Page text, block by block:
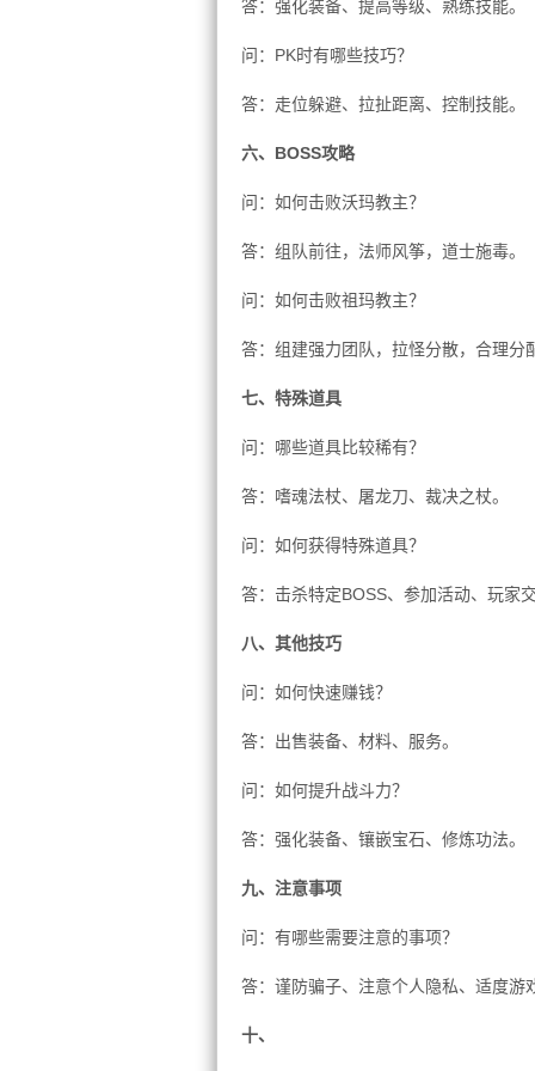
答：强化装备、提高等级、熟练技能。
问：PK时有哪些技巧？
答：走位躲避、拉扯距离、控制技能。
六、BOSS攻略
问：如何击败沃玛教主？
答：组队前往，法师风筝，道士施毒。
问：如何击败祖玛教主？
答：组建强力团队，拉怪分散，合理分
七、特殊道具
问：哪些道具比较稀有？
答：嗜魂法杖、屠龙刀、裁决之杖。
问：如何获得特殊道具？
答：击杀特定BOSS、参加活动、玩家交
八、其他技巧
问：如何快速赚钱？
答：出售装备、材料、服务。
问：如何提升战斗力？
答：强化装备、镶嵌宝石、修炼功法。
九、注意事项
问：有哪些需要注意的事项？
答：谨防骗子、注意个人隐私、适度游
十、